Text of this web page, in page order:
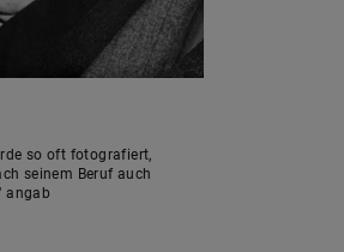
so oft fotografiert,
seinem Beruf auch
angab